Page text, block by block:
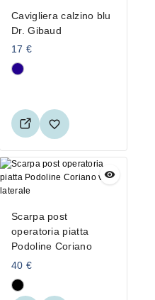
Cavigliera calzino blu
Dr. Gibaud
17 €
Scarpa post
operatoria piatta
Podoline Coriano
40 €